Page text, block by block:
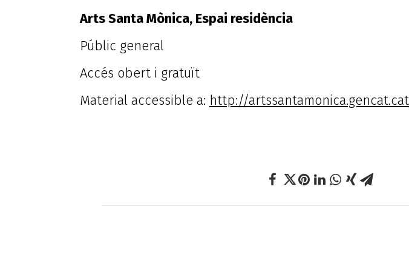
Arts Santa Mònica, Espai residència
Públic general
Accés obert i gratuït
Material accessible a: http://artssantamonica.gencat.cat